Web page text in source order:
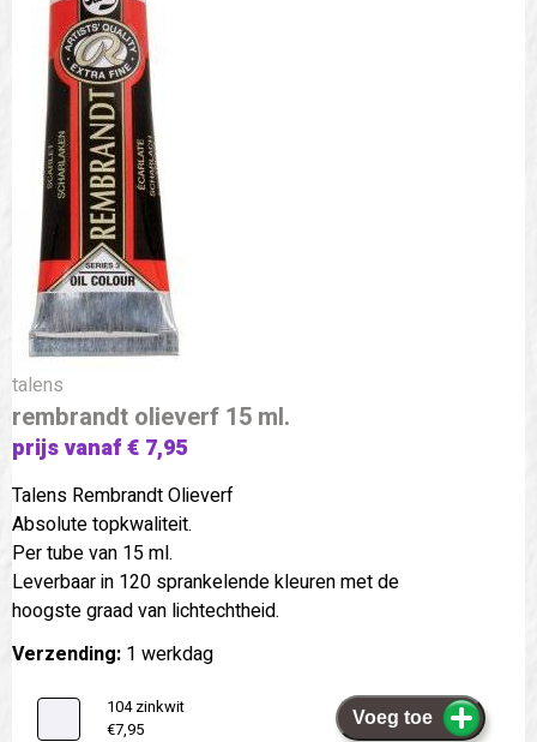
talens
rembrandt olieverf 15 ml.
prijs vanaf € 7,95
Talens Rembrandt Olieverf
Absolute topkwaliteit.
Per tube van 15 ml.
Leverbaar in 120 sprankelende kleuren met de
hoogste graad van lichtechtheid.
Verzending: 1 werkdag
104 zinkwit
€7,95
Voeg toe